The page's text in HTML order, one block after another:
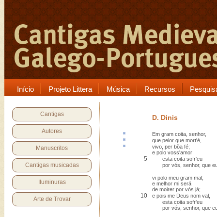
Início Projeto Littera Música Recursos
Cantigas
Autores
Manuscritos
Cantigas musicadas
Iluminuras
Arte de Trovar
D. Dinis
Em gram coita , senhor,
que peior que mort'é,
vivo, per bõa fé;
e polo voss'amor
5
esta coita sofr'eu
por vós, senhor, que
vi polo meu gram mal;
e melhor mi será
de moirer por vós já;
10
e pois me Deus nom val,
esta coita sofr'eu
por vós, senhor, que